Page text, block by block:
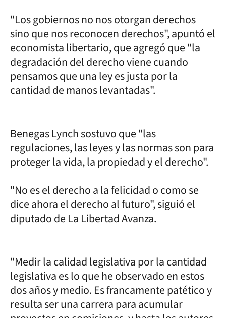
"Los gobiernos no nos otorgan derechos
sino que nos reconocen derechos", apuntó el
economista libertario, que agregó que "la
degradación del derecho viene cuando
pensamos que una ley es justa por la
cantidad de manos levantadas".
Benegas Lynch sostuvo que "las
regulaciones, las leyes y las normas son para
proteger la vida, la propiedad y el derecho".
"No es el derecho a la felicidad o como se
dice ahora el derecho al futuro", siguió el
diputado de La Libertad Avanza.
"Medir la calidad legislativa por la cantidad
legislativa es lo que he observado en estos
dos años y medio. Es francamente patético y
resulta ser una carrera para acumular